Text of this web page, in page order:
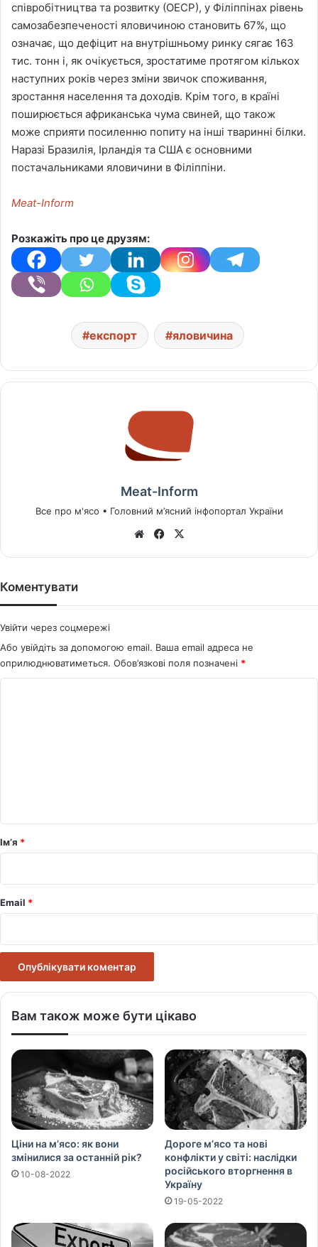
співробітництва та розвитку (ОЕСР), у Філіппінах рівень
самозабезпеченості яловичиною становить 67%, що
означає, що дефіцит на внутрішньому ринку сягає 163
тис. тонн і, як очікується, зростатиме протягом кількох
наступних років через зміни звичок споживання,
зростання населення та доходів. Крім того, в країні
поширюється африканська чума свиней, що також
може сприяти посиленню попиту на інші тваринні білки.
Наразі Бразилія, Ірландія та США є основними
постачальниками яловичини в Філіппіни.
Meat-Inform
Розкажіть про це друзям:
експорт яловичина
Meat-Inform
Все про м'ясо • Головний м’ясний інфопортал України
We
Fa
Коментувати
Увійти через соцмережі
Або увійдіть за допомогою email. Ваша email адреса не
оприлюднюватиметься. Обов’язкові поля позначені *
р
Ім’я *
Email *
Вам також може бути цікаво
Ціни на м’ясо: як вони
змінилися за останній рік?
10-08-2022
Дороге м’ясо та нові
конфлікти у світі: наслідки
російського вторгнення в
Україну
19-05-2022